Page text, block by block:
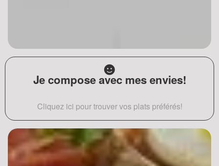
Je compose avec mes envies!
Cliquez ici pour trouver vos plats préférés!